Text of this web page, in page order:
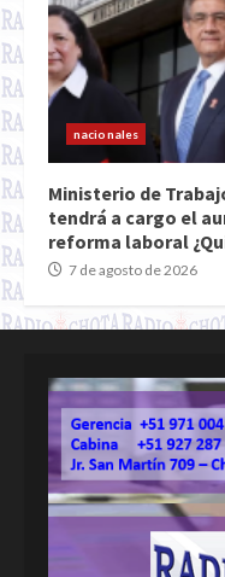
nacionales
Ministerio de
tendrá a cargo el
reforma laboral
7 de agosto de 2026